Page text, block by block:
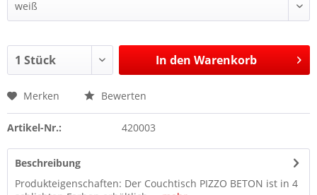
In den Warenkorb
Merken Bewerten
Artikel-Nr.: 420003
Beschreibung
Produkteigenschaften: Der Couchtisch PIZZO BETON ist in 4